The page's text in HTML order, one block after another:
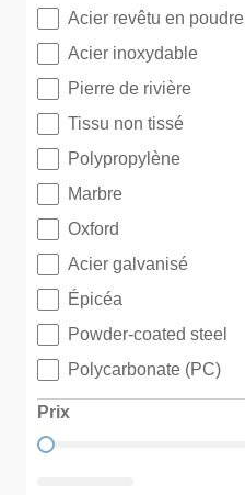
Matériau
Acier revêtu en poudre
Acier inoxydable
Pierre de rivière
Tissu non tissé
Polypropylène
Marbre
Oxford
Acier galvanisé
Épicéa
Powder-coated steel
Polycarbonate (PC)
Prix
Prix